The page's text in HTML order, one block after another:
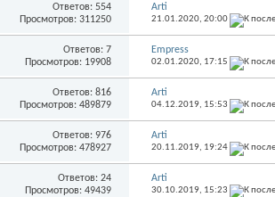
Ответов: 554
Просмотров: 311250
Arti
21.01.2020, 20:00
Ответов: 7
Просмотров: 19908
Empress
02.01.2020, 17:15
Ответов: 816
Просмотров: 489879
Arti
04.12.2019, 15:53
Ответов: 976
Просмотров: 478927
Arti
20.11.2019, 19:24
Ответов: 24
Просмотров: 49439
Arti
30.10.2019, 15:23